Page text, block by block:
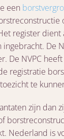
een
register
De
De NVPC
registratie
te
zijn dan
Nederland is